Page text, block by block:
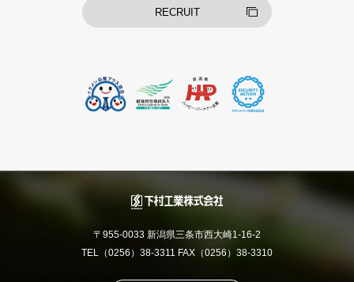
RECRUIT
〒955-0033 新潟県三条市西大崎1-16-2
TEL（0256）38-3311 FAX（0256）38-3310